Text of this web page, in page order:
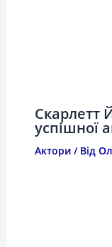
Скарлетт
успішної
Актори/ Від